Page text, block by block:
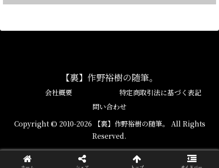
【裏】作野裕樹の随筆。
会社概要
特定商取引法に基づく表記
問い合わせ
Copyright © 2010-2026 【裏】作野裕樹の随筆。 All Rights
Reserved.